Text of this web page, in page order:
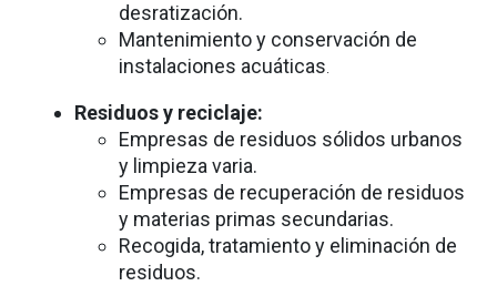
desratización.
Mantenimiento y conservación de
instalaciones acuáticas.
Residuos y reciclaje:
Empresas de residuos sólidos urbanos
y limpieza varia.
Empresas de recuperación de residuos
y materias primas secundarias.
Recogida, tratamiento y eliminación de
residuos.